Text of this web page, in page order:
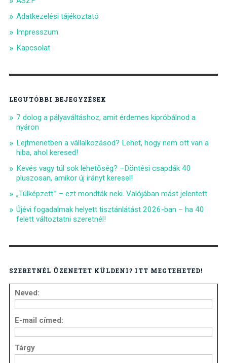
Adatkezelési tájékoztató
Impresszum
Kapcsolat
LEGUTÓBBI BEJEGYZÉSEK
7 dolog a pályaváltáshoz, amit érdemes kipróbálnod a
nyáron
Lejtmenetben a vállalkozásod? Lehet, hogy nem ott van a
hiba, ahol keresed!
Kevés vagy túl sok lehetőség? –Döntési csapdák 40
pluszosan, amikor új irányt keresel!
„Túlképzett.” – ezt mondták neki. Valójában mást jelentett
Újévi fogadalmak helyett tisztánlátást 2026-ban – ha 40
felett változtatni szeretnél!
SZERETNÉL ÜZENETET KÜLDENI? ITT MEGTEHETED!
Neved:
E-mail címed:
Tárgy